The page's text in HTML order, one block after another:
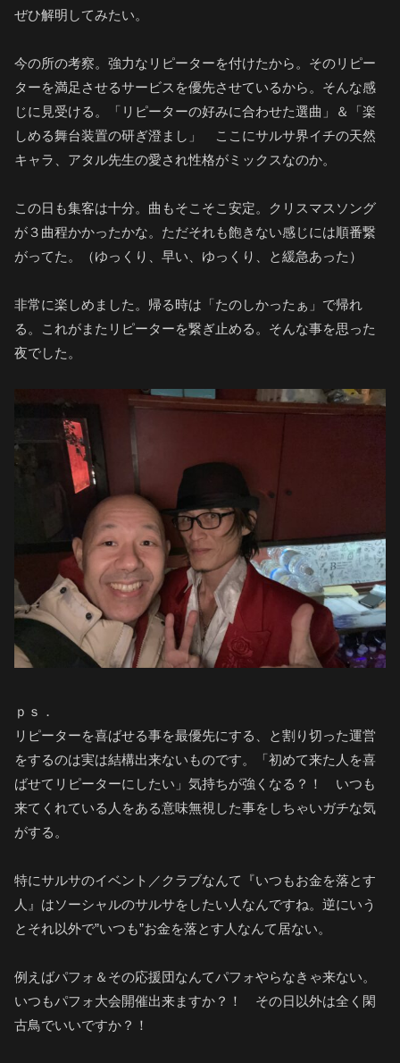
ぜひ解明してみたい。
今の所の考察。強力なリピーターを付けたから。そのリピー
ターを満足させるサービスを優先させているから。そんな感
じに見受ける。「リピーターの好みに合わせた選曲」＆「楽
しめる舞台装置の研ぎ澄まし」 ここにサルサ界イチの天然
キャラ、アタル先生の愛され性格がミックスなのか。
この日も集客は十分。曲もそこそこ安定。クリスマスソング
が３曲程かかったかな。ただそれも飽きない感じには順番繋
がってた。（ゆっくり、早い、ゆっくり、と緩急あった）
非常に楽しめました。帰る時は「たのしかったぁ」で帰れ
る。これがまたリピーターを繋ぎ止める。そんな事を思った
夜でした。
ｐｓ．
リピーターを喜ばせる事を最優先にする、と割り切った運営
をするのは実は結構出来ないものです。「初めて来た人を喜
ばせてリピーターにしたい」気持ちが強くなる？！ いつも
来てくれている人をある意味無視した事をしちゃいガチな気
がする。
特にサルサのイベント／クラブなんて『いつもお金を落とす
人』はソーシャルのサルサをしたい人なんですね。逆にいう
とそれ以外で”いつも”お金を落とす人なんて居ない。
例えばパフォ＆その応援団なんてパフォやらなきゃ来ない。
いつもパフォ大会開催出来ますか？！ その日以外は全く閑
古鳥でいいですか？！